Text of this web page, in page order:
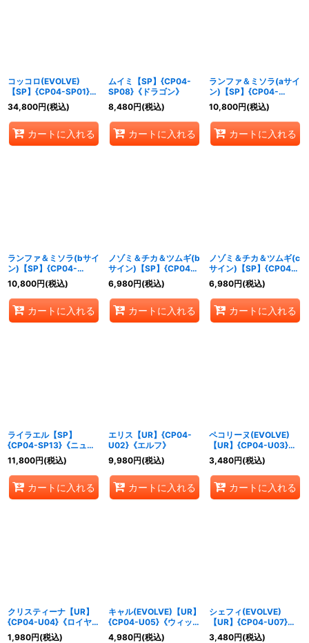
コッコロ(EVOLVE)
【SP】{CP04-SP01}
《エルフ》
34,800円(税込)
カートに入れる
ムイミ【SP】{CP04-
SP08}《ドラゴン》
8,480円(税込)
カートに入れる
ランファ＆ミソラ(aサイ
ン)【SP】{CP04-
SP10a}《ナイトメア》
10,800円(税込)
カートに入れる
ランファ＆ミソラ(bサイ
ン)【SP】{CP04-
SP10b}《ナイトメア》
10,800円(税込)
カートに入れる
ノゾミ＆チカ＆ツムギ(b
サイン)【SP】{CP04-
SP12b}《ビショップ》
6,980円(税込)
カートに入れる
ノゾミ＆チカ＆ツムギ(c
サイン)【SP】{CP04-
SP12c}《ビショップ》
6,980円(税込)
カートに入れる
ライラエル【SP】
{CP04-SP13}《ニュー
トラル》
11,800円(税込)
カートに入れる
エリス【UR】{CP04-
U02}《エルフ》
9,980円(税込)
カートに入れる
ペコリーヌ(EVOLVE)
【UR】{CP04-U03}
《ロイヤル》
3,480円(税込)
カートに入れる
クリスティーナ【UR】
{CP04-U04}《ロイヤ
ル》
1,980円(税込)
キャル(EVOLVE)【UR】
{CP04-U05}《ウィッ
チ》
4,980円(税込)
シェフィ(EVOLVE)
【UR】{CP04-U07}
《ドラゴン》
3,480円(税込)